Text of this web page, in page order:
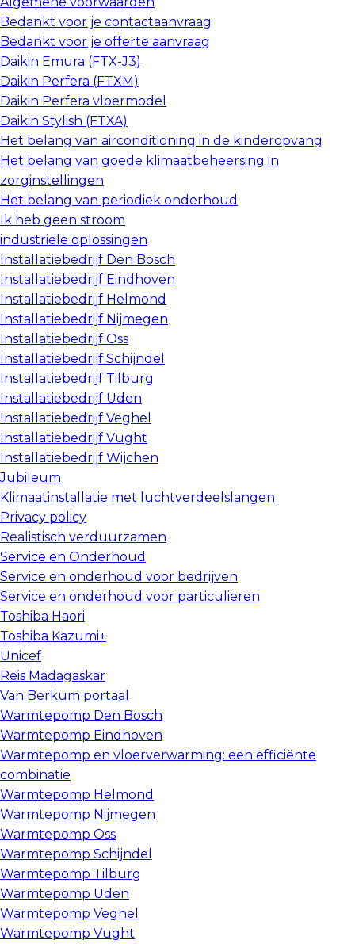
Bedankt voor je contactaanvraag
Bedankt voor je offerte aanvraag
Daikin Emura (FTX-J3)
Daikin Perfera (FTXM)
Daikin Perfera vloermodel
Daikin Stylish (FTXA)
Het belang van airconditioning in de kinderopvang
Het belang van goede klimaatbeheersing in
zorginstellingen
Het belang van periodiek onderhoud
Ik heb geen stroom
industriële oplossingen
Installatiebedrijf Den Bosch
Installatiebedrijf Eindhoven
Installatiebedrijf Helmond
Installatiebedrijf Nijmegen
Installatiebedrijf Oss
Installatiebedrijf Schijndel
Installatiebedrijf Tilburg
Installatiebedrijf Uden
Installatiebedrijf Veghel
Installatiebedrijf Vught
Installatiebedrijf Wijchen
Jubileum
Klimaatinstallatie met luchtverdeelslangen
Privacy policy
Realistisch verduurzamen
Service en Onderhoud
Service en onderhoud voor bedrijven
Service en onderhoud voor particulieren
Toshiba Haori
Toshiba Kazumi+
Unicef
Reis Madagaskar
Van Berkum portaal
Warmtepomp Den Bosch
Warmtepomp Eindhoven
Warmtepomp en vloerverwarming: een efficiënte
combinatie
Warmtepomp Helmond
Warmtepomp Nijmegen
Warmtepomp Oss
Warmtepomp Schijndel
Warmtepomp Tilburg
Warmtepomp Uden
Warmtepomp Veghel
Warmtepomp Vught